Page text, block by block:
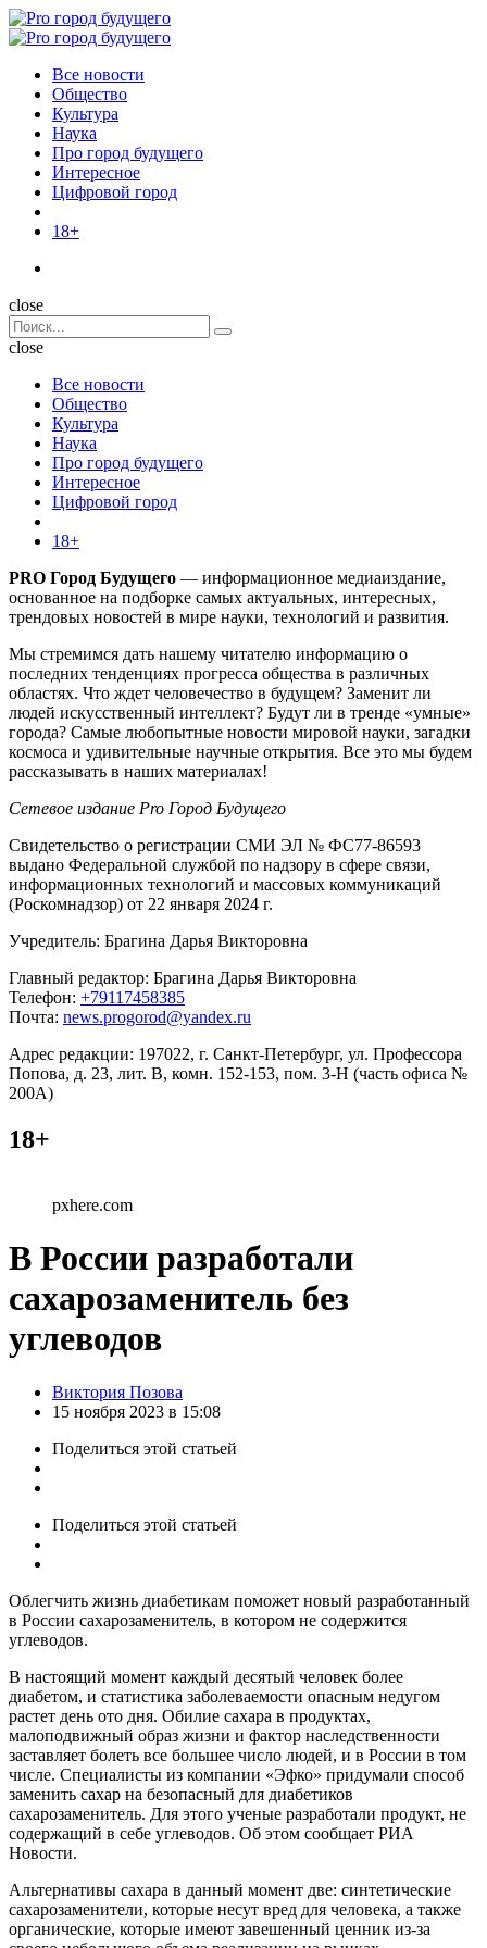
Menu
Поиск
Menu
Pro
Все новости
Общество
Культура
Наука
Про город будущего
Интересное
Цифровой город
18+
Поиск
close
Search
for:
Поиск
close
Все новости
Общество
Культура
Наука
Про город будущего
Интересное
Цифровой город
18+
PRO Город Будущего — информационное медиаиздание,
основанное на подборке самых актуальных, интересных,
трендовых новостей в мире науки, технологий и развития.
Мы стремимся дать нашему читателю информацию о
последних тенденциях прогресса общества в различных
областях. Что ждет человечество в будущем? Заменит ли
людей искусственный интеллект? Будут ли в тренде «умные»
города? Самые любопытные новости мировой науки, загадки
космоса и удивительные научные открытия. Все это мы будем
рассказывать в наших материалах!
Сетевое издание Pro Город Будущего
Свидетельство о регистрации СМИ ЭЛ № ФС77-86593
выдано Федеральной службой по надзору в сфере связи,
информационных технологий и массовых коммуникаций
(Роскомнадзор) от 22 января 2024 г.
Учредитель: Брагина Дарья Викторовна
Главный редактор: Брагина Дарья Викторовна
Телефон: +79117458385
Почта: news.progorod@yandex.ru
Адрес редакции: 197022, г. Санкт-Петербург, ул. Профессора
Попова, д. 23, лит. В, комн. 152-153, пом. 3-Н (часть офиса №
200А)
18+
pxhere.com
В России разработали
сахарозаменитель без
углеводов
Posted
by
Виктория Позова
15 ноября 2023 в 15:08
Поделиться этой статьей
Поделиться этой статьей
Облегчить жизнь диабетикам поможет новый разработанный
в России сахарозаменитель, в котором не содержится
углеводов.
В настоящий момент каждый десятый человек более
диабетом, и статистика заболеваемости опасным недугом
растет день ото дня. Обилие сахара в продуктах,
малоподвижный образ жизни и фактор наследственности
заставляет болеть все большее число людей, и в России в том
числе. Специалисты из компании «Эфко» придумали способ
заменить сахар на безопасный для диабетиков
сахарозаменитель. Для этого ученые разработали продукт, не
содержащий в себе углеводов. Об этом сообщает РИА
Новости.
Альтернативы сахара в данный момент две: синтетические
сахарозаменители, которые несут вред для человека, а также
органические, которые имеют завешенный ценник из-за